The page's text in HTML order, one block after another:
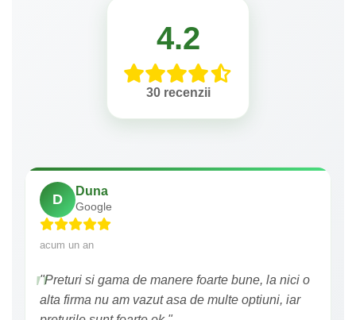
4.2
30 recenzii
D
Duna
Google
acum un an
"Preturi si gama de manere foarte bune, la nici o
alta firma nu am vazut asa de multe optiuni, iar